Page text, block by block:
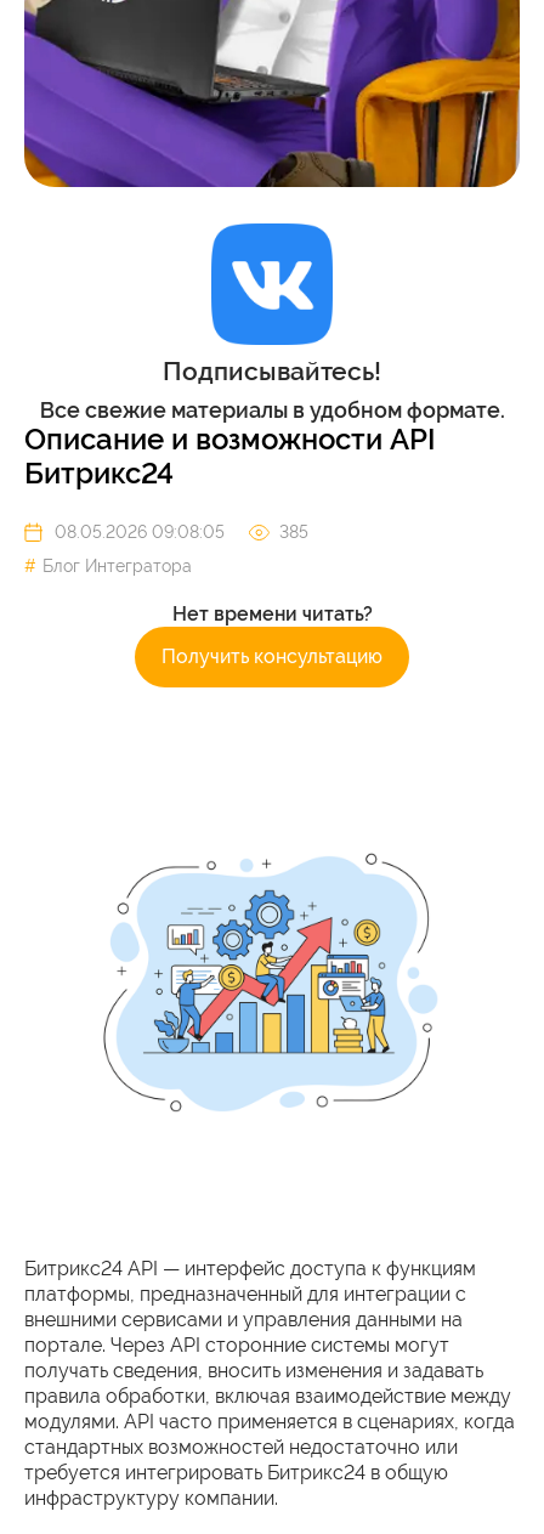
Подписывайтесь!
Все свежие материалы в удобном формате.
Описание и возможности API
Битрикс24
08.05.2026 09:08:05
385
Блог Интегратора
Нет времени читать?
Получить консультацию
Битрикс24 API — интерфейс доступа к функциям
платформы, предназначенный для интеграции с
внешними сервисами и управления данными на
портале. Через API сторонние системы могут
получать сведения, вносить изменения и задавать
правила обработки, включая взаимодействие между
модулями. API часто применяется в сценариях, когда
стандартных возможностей недостаточно или
требуется интегрировать Битрикс24 в общую
инфраструктуру компании.